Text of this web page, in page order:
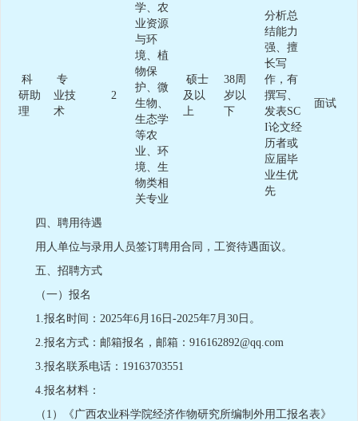
科
研助
理
专
业技
术
2
学、农
业资源
与环
境、植
物保
护、微
生物、
生态学
等农
业、环
境、生
物类相
关专业
硕士
及以
上
38周
岁以
下
分析总
结能力
强、擅
长写
作，有
撰写、
发表SC
I论文经
历者或
应届毕
业生优
先
面试
四、聘用待遇
用人单位与录用人员签订聘用合同，工资待遇面议。
五、招聘方式
（一）报名
1.报名时间：2025年6月16日-2025年7月30日。
2.报名方式：邮箱报名，邮箱：916162892@qq.com
3.报名联系电话：19163703551
4.报名材料：
（1）《广西农业科学院经济作物研究所编制外用工报名表》